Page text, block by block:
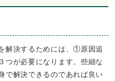
解決するためには、①原因追
が必要になります。些細な
で解決できるのであれば良い